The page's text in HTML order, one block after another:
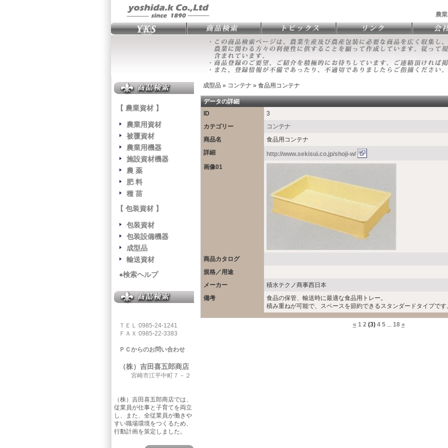
農
【 農業資材 】
農業用資材
被覆資材
農業用機器
施設資材機器
農 薬
肥 料
種 苗
【 包装資材 】
包装資材
包装設備機器
成型品
輸送資材
●検索ヘルプ
ＴＥＬ 0985-24-1241
ＦＡＸ 0985-22-3383
ＰＣからのお問い合わせ
（株）吉田喜五郎商店
宮崎市江平中町７－２
（株）吉田喜五郎商店では、
従業員が仕事と子育てを両立
し、また、全従業員が働きや
すい職場環境をつくるため、
行動計画を策定しました。
成型品 » コンテナ » 食品用コンテナ
データの詳細
ID
3
カテゴリー
コンテナ
商品名
食品用コンテナ
詳細
http://www.sekisui.co.jp/shoji-w/
画像01
商品カタログ
規格／用途
メーカー
積水テクノ商事西日本
備考
食品の保管、輸送時に最適な食品用トレー。
積み重ねが可能で、スペースを節約できるスタンダードタイプです
« 1 2 (3) 4 5... 18 »